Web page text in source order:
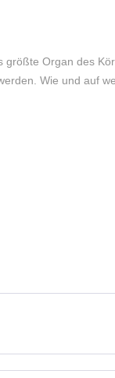
Organ des
Wie und auf